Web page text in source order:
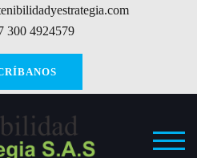
300 4924579